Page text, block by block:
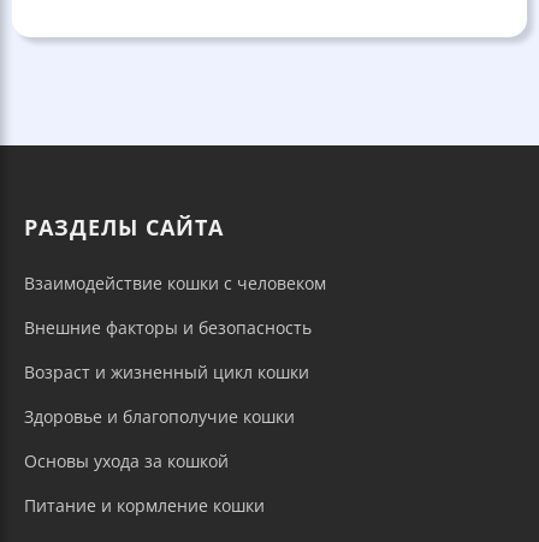
РАЗДЕЛЫ САЙТА
Взаимодействие кошки с человеком
Внешние факторы и безопасность
Возраст и жизненный цикл кошки
Здоровье и благополучие кошки
Основы ухода за кошкой
Питание и кормление кошки